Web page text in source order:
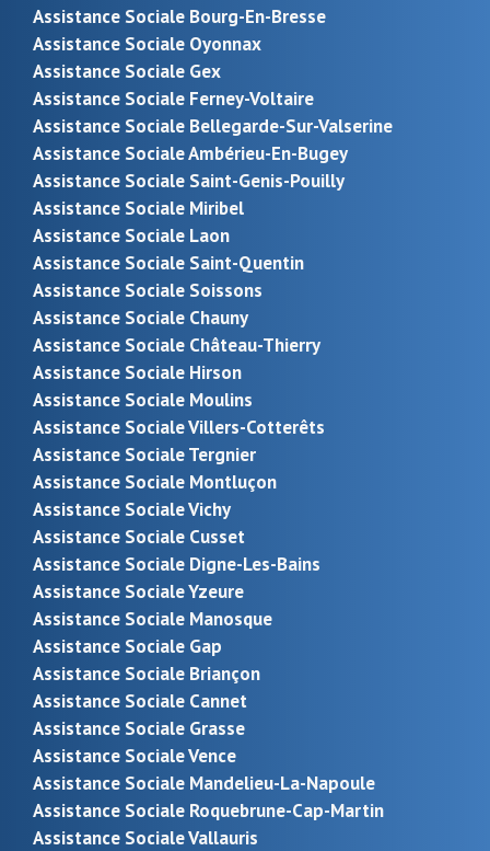
Assistance Sociale Bourg-En-Bresse
Assistance Sociale Oyonnax
Assistance Sociale Gex
Assistance Sociale Ferney-Voltaire
Assistance Sociale Bellegarde-Sur-Valserine
Assistance Sociale Ambérieu-En-Bugey
Assistance Sociale Saint-Genis-Pouilly
Assistance Sociale Miribel
Assistance Sociale Laon
Assistance Sociale Saint-Quentin
Assistance Sociale Soissons
Assistance Sociale Chauny
Assistance Sociale Château-Thierry
Assistance Sociale Hirson
Assistance Sociale Moulins
Assistance Sociale Villers-Cotterêts
Assistance Sociale Tergnier
Assistance Sociale Montluçon
Assistance Sociale Vichy
Assistance Sociale Cusset
Assistance Sociale Digne-Les-Bains
Assistance Sociale Yzeure
Assistance Sociale Manosque
Assistance Sociale Gap
Assistance Sociale Briançon
Assistance Sociale Cannet
Assistance Sociale Grasse
Assistance Sociale Vence
Assistance Sociale Mandelieu-La-Napoule
Assistance Sociale Roquebrune-Cap-Martin
Assistance Sociale Vallauris